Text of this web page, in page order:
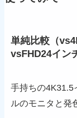
単純比較（
vsFHD24イン
手持ちの4K31.5
ルのモニタと発